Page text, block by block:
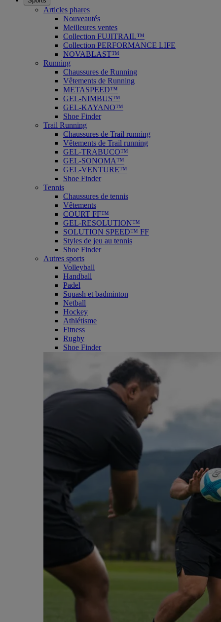
Articles phares
Nouveautés
Meilleures ventes
Collection FUJITRAIL™
Collection PERFORMANCE LIFE
NOVABLAST™
Running
Chaussures de Running
Vêtements de Running
METASPEED™
GEL-NIMBUS™
GEL-KAYANO™
Shoe Finder
Trail Running
Chaussures de Trail running
Vêtements de Trail running
GEL-TRABUCO™
GEL-SONOMA™
GEL-VENTURE™
Shoe Finder
Tennis
Chaussures de tennis
Vêtements
COURT FF™
GEL-RESOLUTION™
SOLUTION SPEED™ FF
Styles de jeu au tennis
Shoe Finder
Autres sports
Volleyball
Handball
Padel
Squash et badminton
Netball
Hockey
Athlétisme
Fitness
Rugby
Shoe Finder